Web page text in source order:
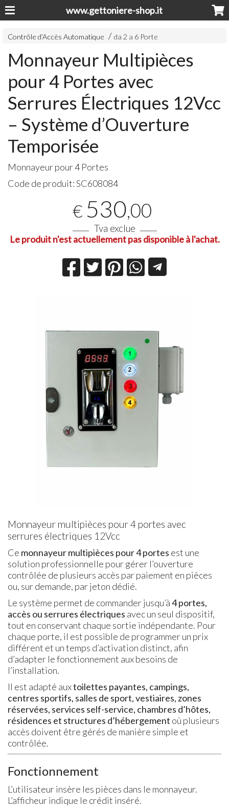
www.gettoniere-shop.it
Contrôle d’Accès Automatique da 2 a 6 Porte
Monnayeur Multipièces
pour 4 Portes avec
Serrures Électriques 12Vcc
– Système d’Ouverture
Temporisée
Monnayeur pour 4 Portes
Code de produit:SC608084
€ 530,00
Tva exclue
Le produit n'est actuellement pas disponible à l'achat.
Monnayeur multipièces pour 4 portes avec
serrures électriques 12Vcc
Ce monnayeur multipièces pour 4 portes est une
solution professionnelle pour gérer l’ouverture
contrôlée de plusieurs accès par paiement en pièces
ou, sur demande, par jeton dédié.
Le système permet de commander jusqu’à4 portes,
accès ou serrures électriques avec un seul dispositif,
tout en conservant chaque sortie indépendante. Pour
chaque porte, il est possible de programmer un prix
différent et un temps d’activation distinct, afin
d’adapter le fonctionnement aux besoins de
l’installation.
Il est adapté auxtoilettes payantes, campings,
centres sportifs, salles de sport, vestiaires, zones
réservées, services self-service, chambres d’hôtes,
résidences et structures d’hébergement où plusieurs
accès doivent être gérés de manière simple et
contrôlée.
Fonctionnement
L’utilisateur insère les pièces dans le monnayeur.
L’afficheur indique le crédit inséré.